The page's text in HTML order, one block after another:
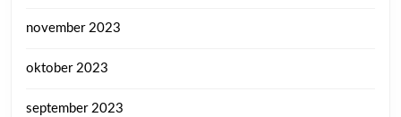
november 2023
oktober 2023
september 2023